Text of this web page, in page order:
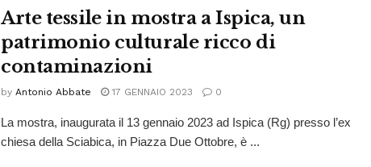
Arte tessile in mostra a Ispica, un
patrimonio culturale ricco di
contaminazioni
by Antonio Abbate 17 GENNAIO 2023 0
La mostra, inaugurata il 13 gennaio 2023 ad Ispica (Rg) presso l’ex
chiesa della Sciabica, in Piazza Due Ottobre, è ...